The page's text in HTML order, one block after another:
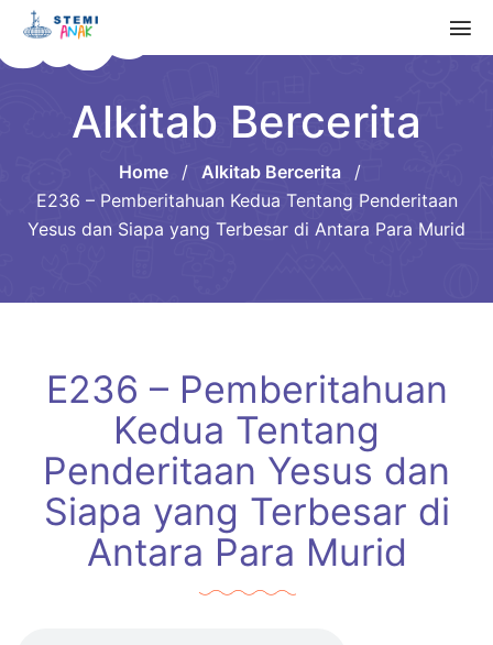
Alkitab Bercerita
Home / Alkitab Bercerita
/
E236 – Pemberitahuan Kedua Tentang Penderitaan
Yesus dan Siapa yang Terbesar di Antara Para Murid
E236 – Pemberitahuan
Kedua Tentang
Penderitaan Yesus dan
Siapa yang Terbesar di
Antara Para Murid